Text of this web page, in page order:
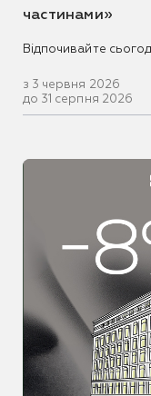
частинами»
Відпочивайте
з 3 червня 2026
до 31 серпня 2026